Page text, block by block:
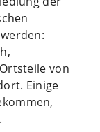
von
Einige